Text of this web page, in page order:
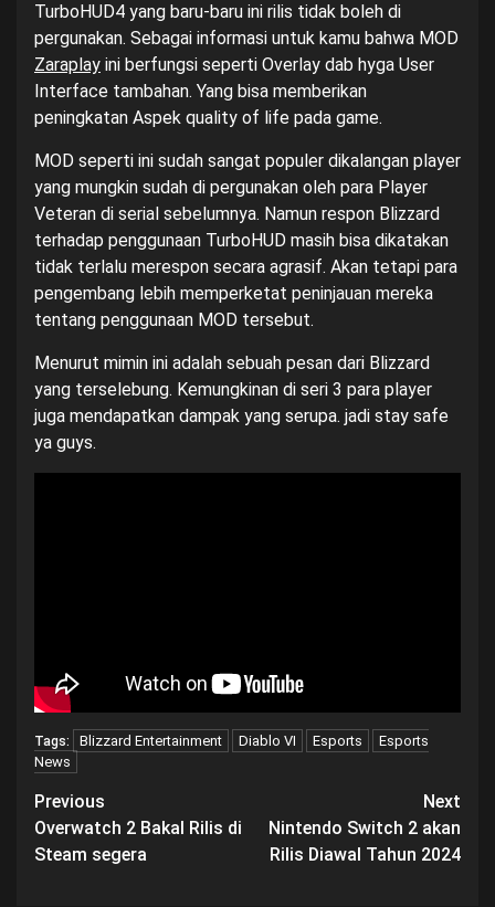
TurboHUD4 yang baru-baru ini rilis tidak boleh di
pergunakan. Sebagai informasi untuk kamu bahwa MOD
Zaraplay ini berfungsi seperti Overlay dab hyga User
Interface tambahan. Yang bisa memberikan
peningkatan Aspek quality of life pada game.
MOD seperti ini sudah sangat populer dikalangan player
yang mungkin sudah di pergunakan oleh para Player
Veteran di serial sebelumnya. Namun respon Blizzard
terhadap penggunaan TurboHUD masih bisa dikatakan
tidak terlalu merespon secara agrasif. Akan tetapi para
pengembang lebih memperketat peninjauan mereka
tentang penggunaan MOD tersebut.
Menurut mimin ini adalah sebuah pesan dari Blizzard
yang terselebung. Kemungkinan di seri 3 para player
juga mendapatkan dampak yang serupa. jadi stay safe
ya guys.
Tags: Blizzard Entertainment Diablo VI Esports
Esports
News
Post
navigation
Previous
Overwatch 2 Bakal Rilis di
Steam segera
Next
Nintendo Switch 2 akan
Rilis Diawal Tahun 2024